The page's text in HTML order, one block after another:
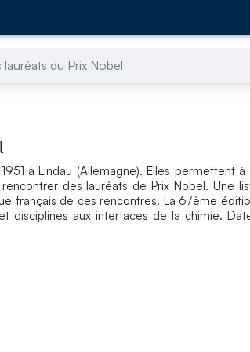
du Prix Nobel
à Lindau (Allemagne). Elles permettent
des lauréats de Prix Nobel. Une
français de ces rencontres. La 67ème
disciplines aux interfaces de la chimie.